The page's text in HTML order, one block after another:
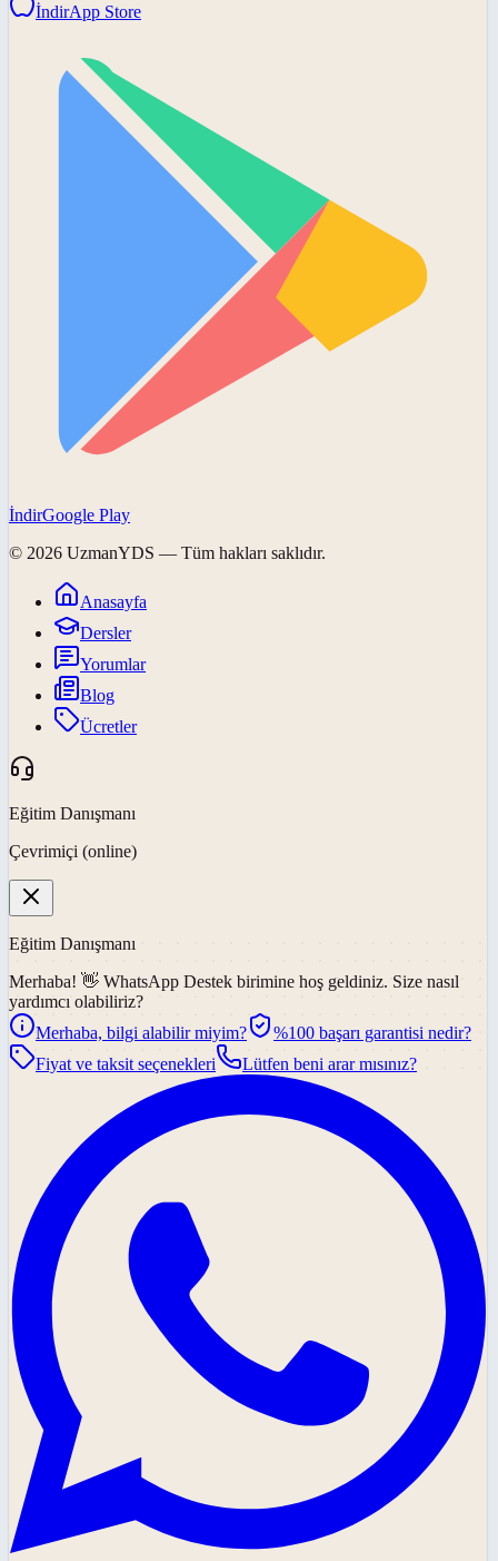
İndirApp Store
İndirGoogle Play
© 2026 UzmanYDS — Tüm hakları saklıdır.
Anasayfa
Dersler
Yorumlar
Blog
Ücretler
Eğitim Danışmanı
Çevrimiçi (online)
Eğitim Danışmanı
Merhaba! 👋 WhatsApp Destek birimine hoş geldiniz. Size nasıl
yardımcı olabiliriz?
Merhaba, bilgi alabilir miyim?
%100 başarı garantisi nedir?
Fiyat ve taksit seçenekleri
Lütfen beni arar mısınız?